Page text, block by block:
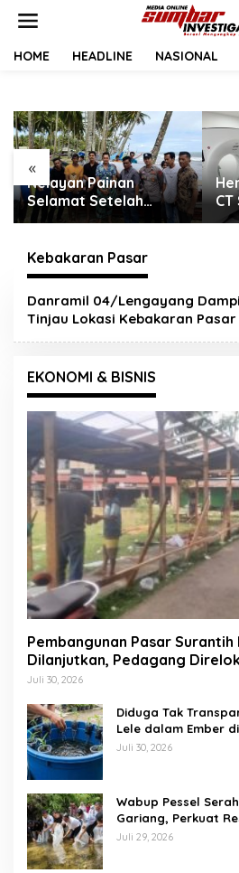
HOME HEADLINE NASIONAL
«
Hendrajoni Resmikan
CT Scan Pertama di
Pessel, RSUD M. Zein
Pemeriksaan 24 Jam
Kebakaran Pasar
Danramil 04/Lengayang
Tinjau Lokasi Kebakaran Pasar
EKONOMI & BISNIS
Pembangunan Pasar Surantih
Dilanjutkan, Pedagang
Lapangan Gadih Basanai
Juli 30, 2026
Diduga Tak
Lele dalam Ember
Tuai Sorotan Warga
Juli 30, 2026
Wabup Pessel
Gariang, Perkuat
demi Kelestarian
Juli 29, 2026